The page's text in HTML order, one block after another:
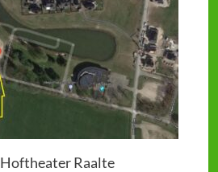
Hoftheater Raalte